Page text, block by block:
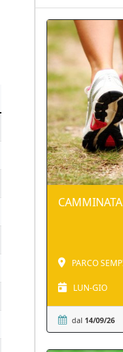
PARCO
LUN-GIO
dal 14/09/26